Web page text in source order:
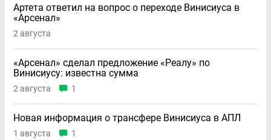
Артета ответил на вопрос о переходе Винисиуса в
«Арсенал»
2 августа
«Арсенал» сделал предложение «Реалу» по
Винисиусу: известна сумма
2 августа 1
Новая информация о трансфере Винисиуса в АПЛ
1 августа 1